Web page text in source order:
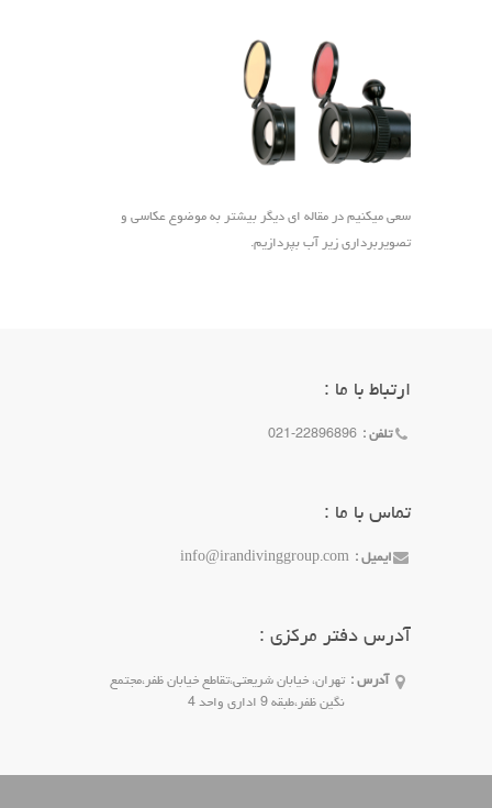
سعی میکنیم در مقاله ای دیگر بیشتر به موضوع عکاسی و
تصویربرداری زیر آب بپردازیم.
ارتباط با ما :
تلفن : 021-22896896
تماس با ما :
ایمیل : info@irandivinggroup.com
آدرس دفتر مرکزی :
آدرس : تهران، خیابان شریعتی،تقاطع خیابان ظفر،مجتمع
نگین ظفر،طبقه 9 اداری واحد 4